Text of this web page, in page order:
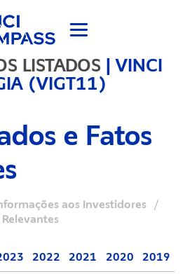
LISTADOS |VINCI
(VIGT11)
e Fatos
aos Investidores
/
2022 2021 2020 2019